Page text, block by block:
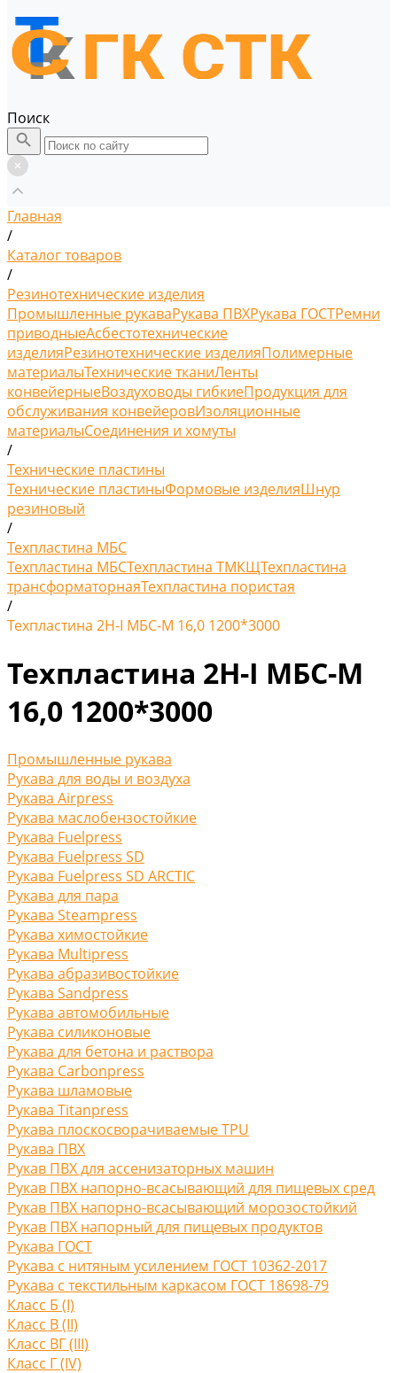
Поиск
Главная
/
Каталог товаров
/
Резинотехнические изделия
Промышленные рукаваРукава ПВХРукава ГОСТРемни
приводныеАсбестотехнические
изделияРезинотехнические изделияПолимерные
материалыТехнические тканиЛенты
конвейерныеВоздуховоды гибкиеПродукция для
обслуживания конвейеровИзоляционные
материалыСоединения и хомуты
/
Технические пластины
Технические пластиныФормовые изделияШнур
резиновый
/
Техпластина МБС
Техпластина МБСТехпластина ТМКЩТехпластина
трансформаторнаяТехпластина пористая
/
Техпластина 2Н-I МБС-М 16,0 1200*3000
Техпластина 2Н-I МБС-М
16,0 1200*3000
Промышленные рукава
Рукава для воды и воздуха
Рукава Airpress
Рукава маслобензостойкие
Рукава Fuelpress
Рукава Fuelpress SD
Рукава Fuelpress SD ARCTIC
Рукава для пара
Рукава Steampress
Рукава химостойкие
Рукава Multipress
Рукава абразивостойкие
Рукава Sandpress
Рукава автомобильные
Рукава силиконовые
Рукава для бетона и раствора
Рукава Carbonpress
Рукава шламовые
Рукава Titanpress
Рукава плоскосворачиваемые TPU
Рукава ПВХ
Рукав ПВХ для ассенизаторных машин
Рукав ПВХ напорно-всасывающий для пищевых сред
Рукав ПВХ напорно-всасывающий морозостойкий
Рукав ПВХ напорный для пищевых продуктов
Рукава ГОСТ
Рукава с нитяным усилением ГОСТ 10362-2017
Рукава с текстильным каркасом ГОСТ 18698-79
Класс Б (I)
Класс В (II)
Класс ВГ (III)
Класс Г (IV)